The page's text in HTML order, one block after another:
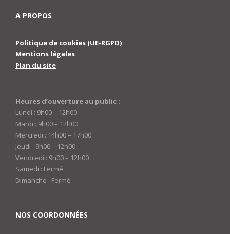
A PROPOS
Politique de cookies (UE-RGPD)
Mentions légales
Plan du site
Heures d’ouverture au public :
Lundi : 9h00 – 12h00
Mardi : 9h00 – 12h00
Mercredi : 14h00 – 17h00
Jeudi : 9h00 – 12h00
Vendredi : 9h00 – 12h00
Samedi : Fermé
Dimanche : Fermé
NOS COORDONNÉES